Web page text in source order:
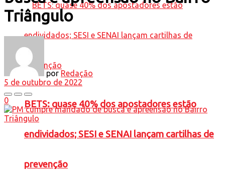
BETS: quase 40% dos apostadores estão
endividados; SESI e SENAI lançam cartilhas de
prevenção
Triângulo
por Redação
5 de outubro de 2022
0